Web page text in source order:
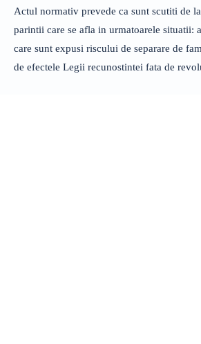
Actul normativ prevede ca sunt scutiti de
parintii care se afla in urmatoarele situatii:
care sunt expusi riscului de separare de
de efectele Legii recunostintei fata de